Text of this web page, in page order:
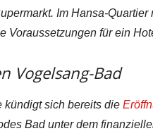
Im Hansa-Quartier
Voraussetzungen für ein
Vogelsang-Bad
kündigt sich bereits die
Bad unter dem